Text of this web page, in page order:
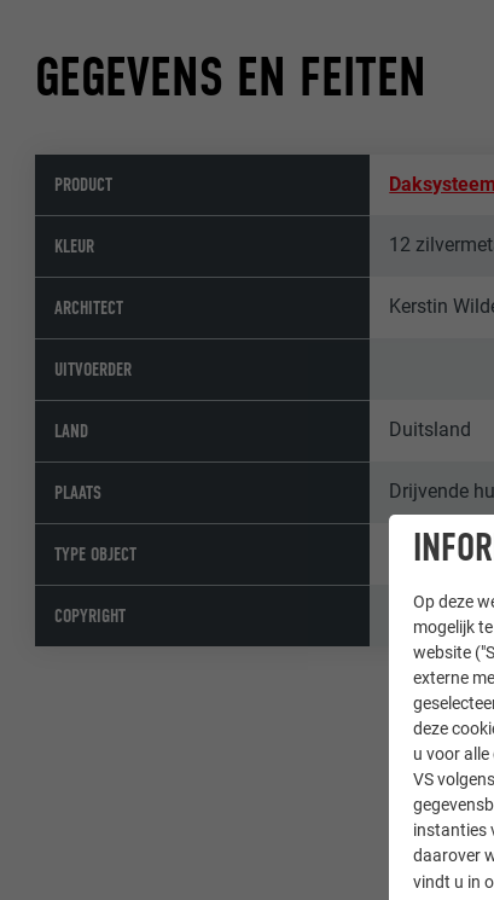
GEGEVENS EN FEITEN
PRODUCT
KLEUR 12
ARCHITECT Kerstin
UITVOERDER
LAND Duitsland
PLAATS Drijvende
TYPE OBJECT
COPYRIGHT © PREFA |
Op deze
mogelijk
website
externe
deze
u voor
VS
instanties
daarover
vindt u in